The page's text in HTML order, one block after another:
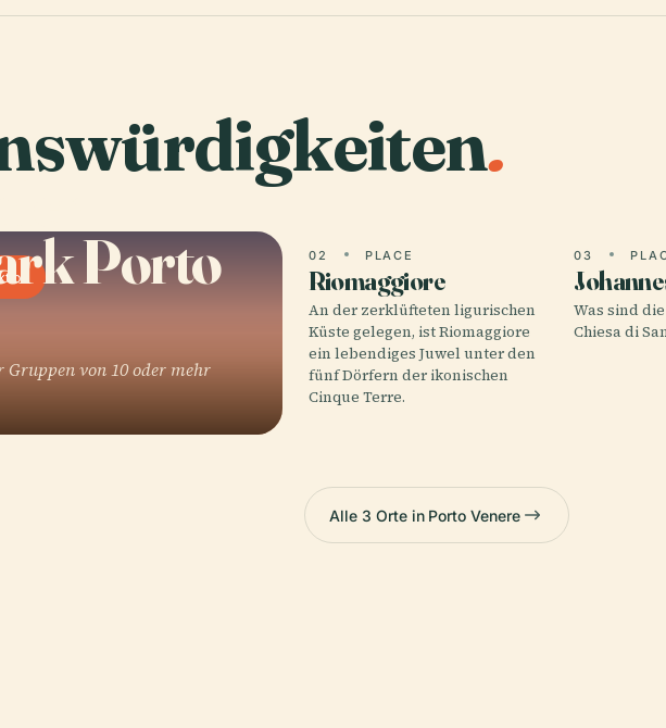
.
Porto
von 10 oder mehr
02 PLACE
Riomaggiore
An der zerklüfteten ligurischen
Küste gelegen, ist Riomaggiore
ein lebendiges Juwel unter den
fünf Dörfern der ikonischen
Cinque Terre.
03
Was sind
Chiesa di
Alle 3 Orte in Porto Venere